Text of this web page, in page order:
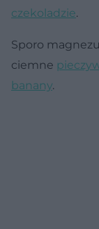
czekoladzie.
Sporo
ciemne
banany.